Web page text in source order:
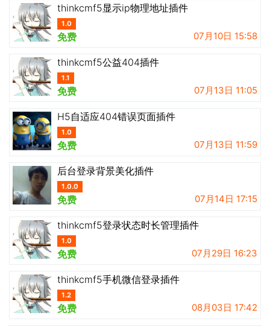
thinkcmf5显示ip物理地址插件
1.0
免费 07月10日 15:58
thinkcmf5公益404插件
1.1
免费 07月13日 11:05
H5自适应404错误页面插件
1.0
免费 07月13日 11:59
后台登录背景美化插件
1.0.0
免费 07月14日 17:15
thinkcmf5登录状态时长管理插件
1.0
免费 07月29日 16:23
thinkcmf5手机微信登录插件
1.2
免费 08月03日 17:42